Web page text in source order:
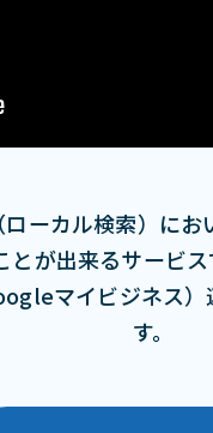
ーカル検索）に
が出来るサービ
マイビジネス
す。